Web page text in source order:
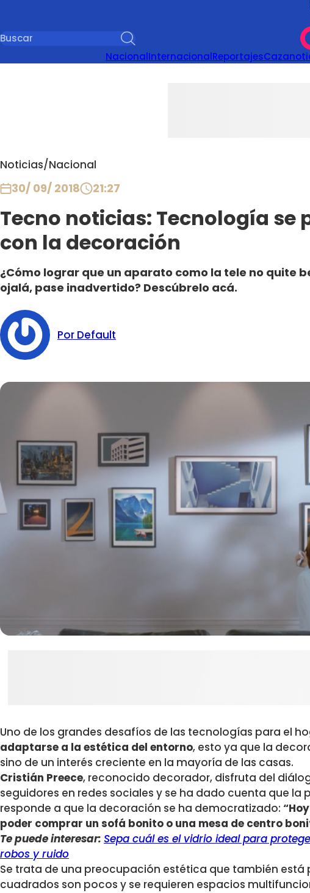
NacionalInternacionalReportajes
Noticias/Nacional
30/ 09/ 2018 21:27
Tecno noticias: Tecnología se
con la decoración
¿Cómo lograr que un aparato como la tele no quite
ojalá, pase inadvertido? Descúbrelo acá.
Por Default
Uno de los grandes desafíos de las tecnologías para el
adaptarse a la estética del entorno, esto ya que la
sino de un interés creciente en la mayoría de las casas.
Cristián Preece, reconocido decorador, disfruta del
seguidores en redes sociales y se ha dado cuenta que
responde a que la decoración se ha democratizado:
poder comprar un sofá bonito o una mesa de centro
Te puede interesar: Sepa cuál es el vidrio ideal para
robos y ruido
Se trata de una preocupación estética que también está
cuadrados son pocos y se requieren espacios